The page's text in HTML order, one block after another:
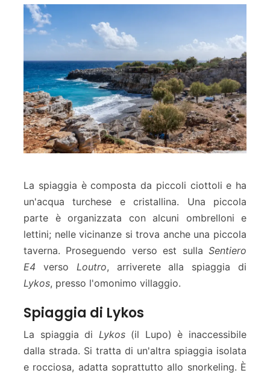
La spiaggia è composta da piccoli ciottoli e ha
un'acqua turchese e cristallina. Una piccola
parte è organizzata con alcuni ombrelloni e
lettini; nelle vicinanze si trova anche una piccola
taverna. Proseguendo verso est sulla Sentiero
E4 verso Loutro, arriverete alla spiaggia di
Lykos, presso l'omonimo villaggio.
Spiaggia di Lykos
La spiaggia di Lykos(il Lupo) è inaccessibile
dalla strada. Si tratta di un'altra spiaggia isolata
e rocciosa, adatta soprattutto allo snorkeling. È